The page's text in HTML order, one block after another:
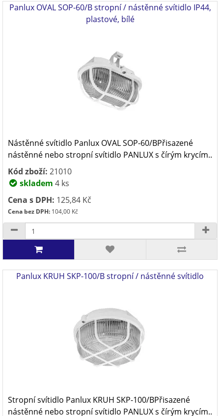
Panlux OVAL SOP-60/B stropní / nástěnné svítidlo IP44,
plastové, bílé
Nástěnné svítidlo Panlux OVAL SOP-60/BPřisazené
nástěnné nebo stropní svítidlo PANLUX s čírým krycím..
Kód zboží: 21010
skladem 4 ks
Cena s DPH: 125,84 Kč
Cena bez DPH: 104,00 Kč
Panlux KRUH SKP-100/B stropní / nástěnné svítidlo
Stropní svítidlo Panlux KRUH SKP-100/BPřisazené
nástěnné nebo stropní svítidlo PANLUX s čírým krycím..